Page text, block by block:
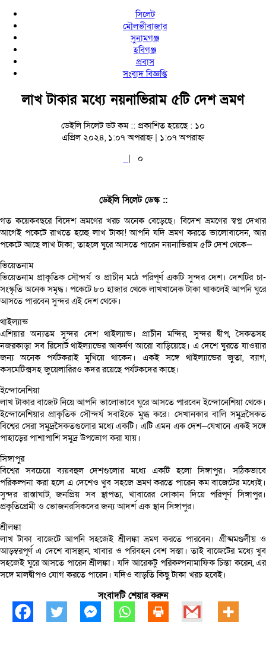
সিলেট
মৌলভীবাজার
সুনামগঞ্জ
হবিগঞ্জ
প্রবাস
সংবাদ বিজ্ঞপ্তি
লাখ টাকার মধ্যে নয়নাভিরাম ৫টি দেশ ভ্রমণ
ডেইলি সিলেট ডট কম :: প্রকাশিত হয়েছে : ১০
এপ্রিল ২০২৪, ১:০৭ অপরাহ্ন | ১:০৭ অপরাহ্ন
|
০
ডেইলি সিলেট ডেস্ক ::
গত কয়েকবছরে বিদেশ ভ্রমণের খরচ অনেক বেড়েছে। বিদেশ ভ্রমণের স্বপ্ন দেখার
আগেই পকেটে রাখতে হচ্ছে লাখ টাকা! আপনি যদি ভ্রমণ করতে ভালোবাসেন, আর
পকেটে আছে লাখ টাকা; তাহলে ঘুরে আসতে পারেন নয়নাভিরাম ৫টি দেশ থেকে—
ভিয়েতনাম
ভিয়েতনাম প্রাকৃতিক সৌন্দর্য ও প্রাচীন মঠে পরিপূর্ণ একটি সুন্দর দেশ। দেশটির চা-
সংস্কৃতি অনেক সমৃদ্ধ। পকেটে ৮০ হাজার থেকে লাখখানেক টাকা থাকলেই আপনি ঘুরে
আসতে পারবেন সুন্দর এই দেশ থেকে।
থাইল্যান্ড
এশিয়ার অন্যতম সুন্দর দেশ থাইল্যান্ড। প্রাচীন মন্দির, সুন্দর দ্বীপ, সৈকতসহ
নজরকাড়া সব রিসোর্ট থাইল্যান্ডের আকর্ষণ আরো বাড়িয়েছে। এ দেশে ঘুরতে যাওয়ার
জন্য অনেক পর্যটকরাই মুখিয়ে থাকেন। একই সঙ্গে থাইল্যান্ডের জুতা, ব্যাগ,
কসমেটিক্সসহ জুয়েলারিরও কদর রয়েছে পর্যটকদের কাছে।
ইন্দোনেশিয়া
লাখ টাকার বাজেট নিয়ে আপনি ভালোভাবে ঘুরে আসতে পারবেন ইন্দোনেশিয়া থেকে।
ইন্দোনেশিয়ার প্রাকৃতিক সৌন্দর্য সবাইকে মুগ্ধ করে। সেখানকার বালি সমুদ্রসৈকত
বিশ্বের সেরা সমুদ্রসৈকতগুলোর মধ্যে একটি। এটি এমন এক দেশ—যেখানে একই সঙ্গে
পাহাড়ের পাশাপাশি সমুদ্র উপভোগ করা যায়।
সিঙ্গাপুর
বিশ্বের সবচেয়ে ব্যয়বহুল দেশগুলোর মধ্যে একটি হলো সিঙ্গাপুর। সঠিকভাবে
পরিকল্পনা করা হলে এ দেশেও খুব সহজে ভ্রমণ করতে পারেন কম বাজেটের মধ্যেই।
সুন্দর রাস্তাঘাট, জনপ্রিয় সব স্থাপত্য, খাবারের দোকান দিয়ে পরিপূর্ণ সিঙ্গাপুর।
প্রকৃতিপ্রেমী ও ভোজনরসিকদের জন্য আদর্শ এক স্থান সিঙ্গাপুর।
শ্রীলঙ্কা
লাখ টাকা বাজেটে আপনি সহজেই শ্রীলঙ্কা ভ্রমণ করতে পারবেন। গ্রীষ্মমণ্ডলীয় ও
আড়ম্বরপূর্ণ এ দেশে বাসস্থান, খাবার ও পরিবহন বেশ সস্তা। তাই বাজেটের মধ্যে খুব
সহজেই ঘুরে আসতে পারেন শ্রীলঙ্কা। যদি আরেকটু পরিকল্পনামাফিক চিন্তা করেন, এর
সঙ্গে মালদ্বীপও যোগ করতে পারেন। যদিও বাড়তি কিছু টাকা খরচ হবেই।
সংবাদটি শেয়ার করুন